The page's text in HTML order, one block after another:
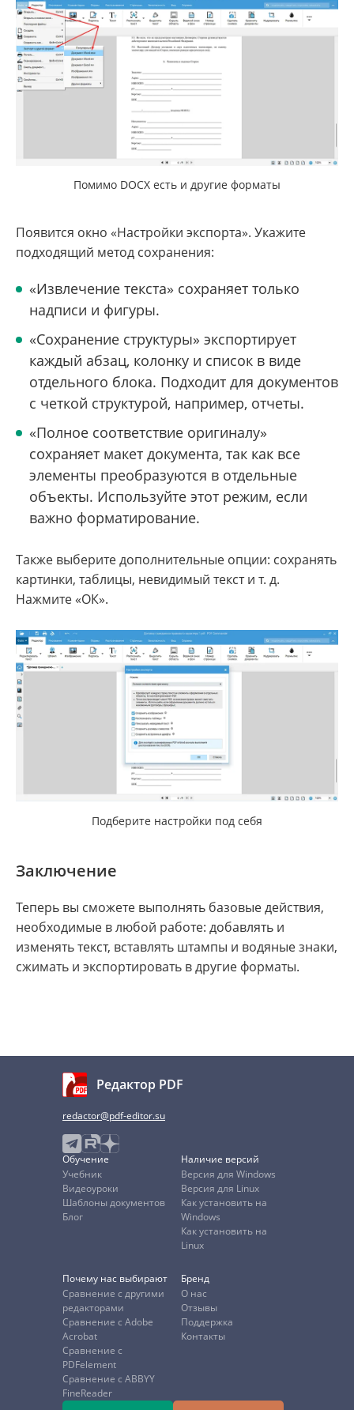
Помимо DOCX есть и другие форматы
Появится окно «Настройки экспорта». Укажите
подходящий метод сохранения:
«Извлечение текста» сохраняет только
надписи и фигуры.
«Сохранение структуры» экспортирует
каждый абзац, колонку и список в виде
отдельного блока. Подходит для документов
с четкой структурой, например, отчеты.
«Полное соответствие оригиналу»
сохраняет макет документа, так как все
элементы преобразуются в отдельные
объекты. Используйте этот режим, если
важно форматирование.
Также выберите дополнительные опции: сохранять
картинки, таблицы, невидимый текст и т. д.
Нажмите «ОК».
Подберите настройки под себя
Заключение
Теперь вы сможете выполнять базовые действия,
необходимые в любой работе: добавлять и
изменять текст, вставлять штампы и водяные знаки,
сжимать и экспортировать в другие форматы.
Редактор PDF
redactor@pdf-editor.su
Обучение
Учебник
Видеоуроки
Шаблоны документов
Блог
Наличие версий
Версия для Windows
Версия для Linux
Как установить на
Windows
Как установить на
Linux
Почему нас выбирают
Сравнение с другими
редакторами
Сравнение с Adobe
Acrobat
Сравнение с
PDFelement
Сравнение с ABBYY
FineReader
Бренд
О нас
Отзывы
Поддержка
Контакты